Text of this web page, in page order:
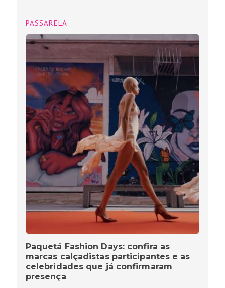
PASSARELA
Paquetá Fashion Days: confira as
marcas calçadistas participantes e as
celebridades que já confirmaram
presença